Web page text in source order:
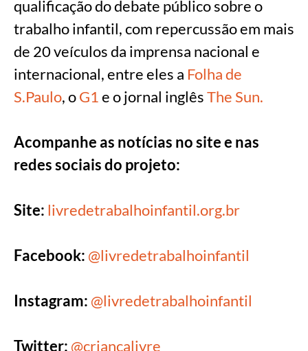
qualificação do debate público sobre o
trabalho infantil, com repercussão em mais
de 20 veículos da imprensa nacional e
internacional, entre eles a Folha de
S.Paulo, oG1e o jornal inglêsThe Sun.
Acompanhe as notícias no site e nas
redes sociais do projeto:
Site: livredetrabalhoinfantil.org.br
Facebook: @livredetrabalhoinfantil
Instagram: @livredetrabalhoinfantil
Twitter: @criancalivre